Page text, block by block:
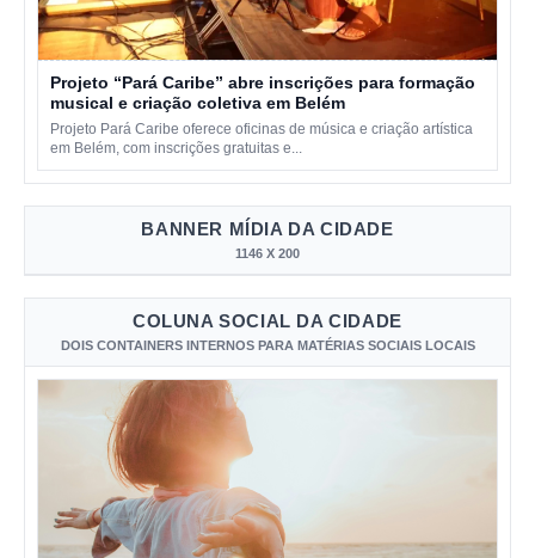
Projeto “Pará Caribe” abre inscrições para formação
musical e criação coletiva em Belém
Projeto Pará Caribe oferece oficinas de música e criação artística
em Belém, com inscrições gratuitas e...
BANNER MÍDIA DA CIDADE
1146 X 200
COLUNA SOCIAL DA CIDADE
DOIS CONTAINERS INTERNOS PARA MATÉRIAS SOCIAIS LOCAIS